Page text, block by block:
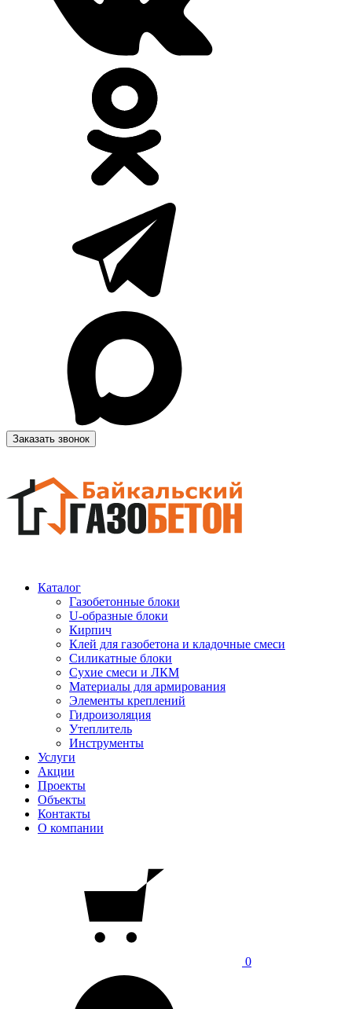
Заказать звонок
Каталог
Газобетонные блоки
U-образные блоки
Кирпич
Клей для газобетона и кладочные смеси
Силикатные блоки
Сухие смеси и ЛКМ
Материалы для армирования
Элементы креплений
Гидроизоляция
Утеплитель
Инструменты
Услуги
Акции
Проекты
Объекты
Контакты
О компании
0